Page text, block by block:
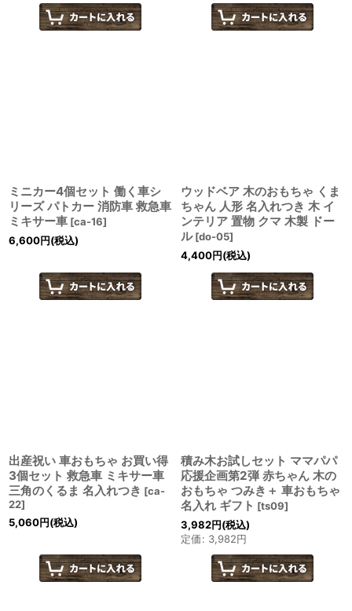
ミニカー4個セット 働く車シ
リーズ パトカー 消防車 救急車
ミキサー車 [ca-16]
6,600円(税込)
ウッドベア 木のおもちゃ くま
ちゃん 人形 名入れつき 木 イ
ンテリア 置物 クマ 木製 ドー
ル [do-05]
4,400円(税込)
出産祝い 車おもちゃ お買い得
3個セット 救急車 ミキサー車
三角のくるま 名入れつき [ca-
22]
5,060円(税込)
積み木お試しセット ママパパ
応援企画第2弾 赤ちゃん 木の
おもちゃ つみき＋ 車おもちゃ
名入れ ギフト [ts09]
3,982円(税込)
定価: 3,982円